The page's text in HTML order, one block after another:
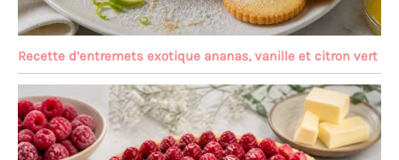
Recette d’entremets exotique ananas, vanille et citron vert